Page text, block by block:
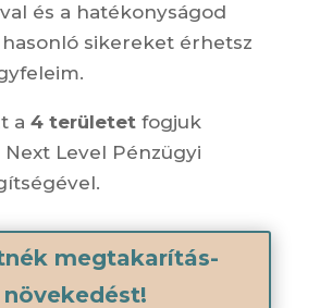
és a hatékonyságod
sikereket érhetsz
a 4 területetfogjuk
Level Pénzügyi
megtakarítás-
növekedést!